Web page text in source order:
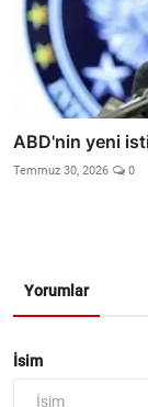
ABD'nin yeni
Temmuz 30, 2026 0
Yorumlar
İsim